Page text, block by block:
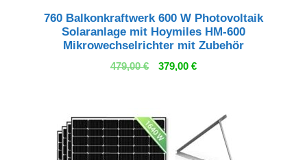
760 Balkonkraftwerk 600 W Photovoltaik
Solaranlage mit Hoymiles HM-600
Mikrowechselrichter mit Zubehör
479,00€
Ursprünglicher
379,00 €Aktueller